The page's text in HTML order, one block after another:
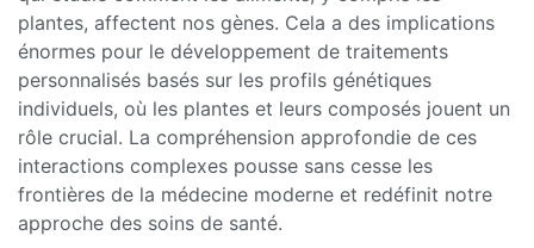
plantes, affectent nos gènes. Cela a des implications
énormes pour le développement de traitements
personnalisés basés sur les profils génétiques
individuels, où les plantes et leurs composés jouent un
rôle crucial. La compréhension approfondie de ces
interactions complexes pousse sans cesse les
frontières de la médecine moderne et redéfinit notre
approche des soins de santé.